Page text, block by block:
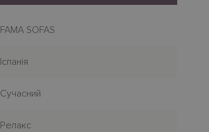
FAMA SOFAS
Iспанiя
Сучасний
Релакс